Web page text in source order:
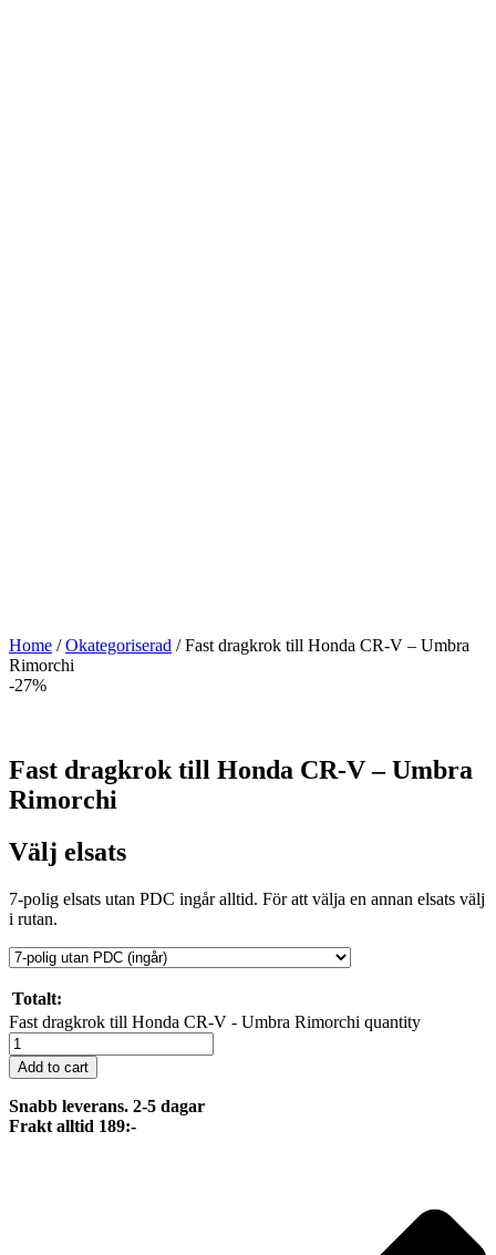
Home /Okategoriserad / Fast dragkrok till Honda CR-V – Umbra
Rimorchi
-27%
Fast dragkrok till Honda CR-V – Umbra
Rimorchi
Välj elsats
7-polig elsats utan PDC ingår alltid. För att välja en annan elsats välj
i rutan.
Totalt:
Fast dragkrok till Honda CR-V - Umbra Rimorchi quantity
Add to cart
Snabb leverans. 2-5 dagar
Frakt alltid 189:-